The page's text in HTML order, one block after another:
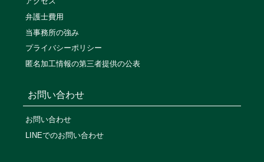
弁護士費用
当事務所の強み
プライバシーポリシー
匿名加工情報の第三者提供の公表
お問い合わせ
お問い合わせ
LINEでのお問い合わせ